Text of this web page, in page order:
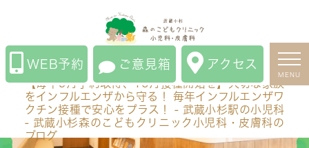
【毎年9月予約取得、10月接種開始を】大切な家族をイ
ンフルエンザから守る！ 毎年インフルエンザワクチン接
種で安心をプラス！ - 武蔵小杉駅の小児科 - 武蔵小杉森
のこどもクリニック小児科・皮膚科のブログ
WEB予約 ご意見箱 アクセス
MENU
【毎年9月予約取得、10月接種開始を】大切な家族
をインフルエンザから守る！ 毎年インフルエンザワ
クチン接種で安心をプラス！ - 武蔵小杉駅の小児科
- 武蔵小杉森のこどもクリニック小児科・皮膚科の
ブログ